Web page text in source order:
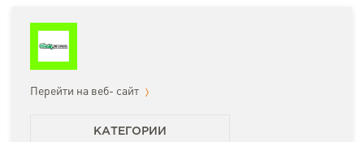
Перейти на веб- сайт
КАТЕГОРИИ